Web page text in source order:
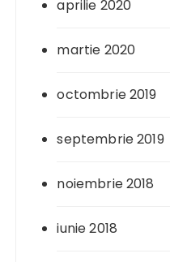
aprilie 2020
martie 2020
octombrie 2019
septembrie 2019
noiembrie 2018
iunie 2018